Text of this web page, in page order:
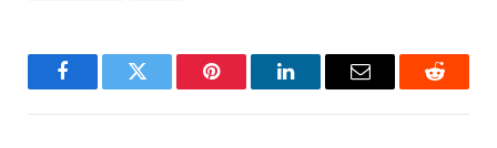
FacebookTwitter Pinterest LinkedInEmail Reddit